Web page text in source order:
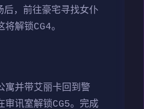
后，前往豪宅寻找女仆
解锁CG4。
寓并带艾丽卡回到警
审讯室解锁CG5。完成